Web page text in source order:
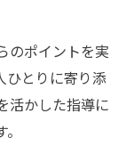
のポイントを実
ひとりに寄り添
活かした指導に